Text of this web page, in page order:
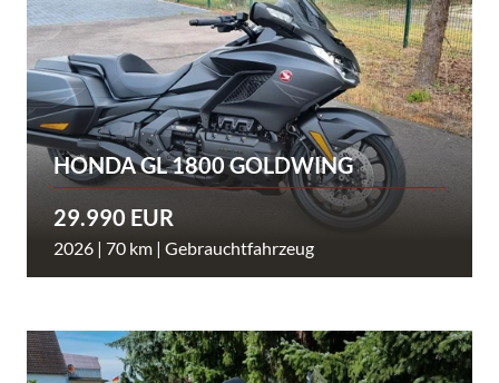
HONDA GL 1800 GOLDWING
29.990 EUR
2026 | 70 km | Gebrauchtfahrzeug